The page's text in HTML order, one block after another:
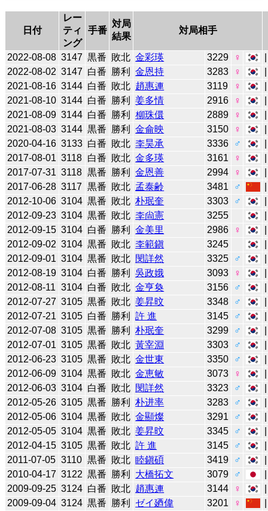
日付
レー
ティ
ング
手番
対局
結果
対局相手
2022-08-08 3147 黒番 敗北 金彩瑛 3229 ♀
2022-08-02 3147 白番 勝利 金恩持 3283 ♀
2021-08-16 3144 白番 敗北 趙惠連 3119 ♀
2021-08-10 3144 白番 勝利 姜多情 2916 ♀
2021-08-09 3144 白番 勝利 柳珠儇 2889 ♀
2021-08-03 3144 黒番 勝利 金侖映 3150 ♀
2020-04-16 3133 白番 敗北 李昊承 3336 ♂
2017-08-01 3118 白番 敗北 金多瑛 3161 ♀
2017-07-31 3118 黒番 勝利 金恩善 2994 ♀
2017-06-28 3117 黒番 敗北 孟泰齢 3481 ♂
2012-10-06 3104 黒番 敗北 朴珉奎 3303 ♂
2012-09-23 3104 黒番 敗北 李尙憲 3255
2012-09-15 3104 白番 勝利 金美里 2986 ♀
2012-09-02 3104 黒番 敗北 李範鎭 3245
2012-09-01 3104 黒番 敗北 閔詳然 3325 ♂
2012-08-19 3104 白番 勝利 吳政娥 3093 ♀
2012-08-11 3104 白番 敗北 金亨奐 3156 ♂
2012-07-27 3105 黒番 敗北 姜昇旼 3348 ♂
2012-07-21 3105 白番 勝利 許 進 3145 ♂
2012-07-08 3105 黒番 勝利 朴珉奎 3299 ♂
2012-07-01 3105 黒番 敗北 黃宰淵 3303 ♂
2012-06-23 3105 黒番 敗北 金世東 3350 ♂
2012-06-09 3104 黒番 敗北 金恵敏 3073 ♀
2012-06-03 3104 白番 敗北 閔詳然 3323 ♂
2012-05-26 3105 黒番 勝利 朴进率 3283 ♂
2012-05-06 3104 黒番 敗北 金顯燦 3291 ♂
2012-05-05 3104 黒番 敗北 姜昇旼 3345 ♂
2012-04-15 3105 黒番 敗北 許 進 3145 ♂
2011-07-05 3110 黒番 敗北 睦鎭碩 3419 ♂
2010-04-17 3122 黒番 勝利 大橋拓文 3079 ♂
2009-09-25 3124 白番 敗北 趙惠連 3144 ♀
2009-09-04 3124 黒番 勝利 ゼイ廼偉 3201 ♀